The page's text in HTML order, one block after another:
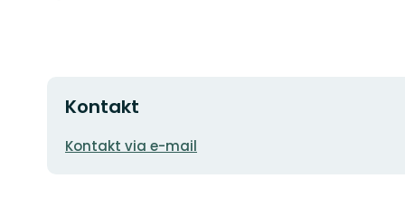
Kontakt
E-
Kontakt via e-mail